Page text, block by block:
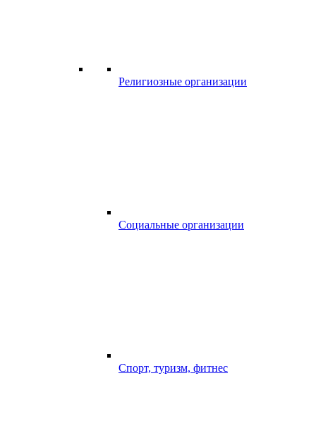
Религиозные организации
Социальные организации
Спорт, туризм, фитнес